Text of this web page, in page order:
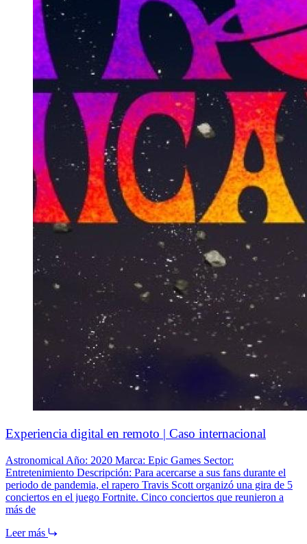
Experiencia digital en remoto | Caso internacional
Astronomical Año: 2020 Marca: Epic Games Sector:
Entretenimiento Descripción: Para acercarse a sus fans durante el
periodo de pandemia, el rapero Travis Scott organizó una gira de 5
conciertos en el juego Fortnite. Cinco conciertos que reunieron a
más de
Leer más